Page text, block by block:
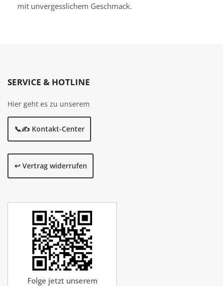
mit unvergesslichem Geschmack.
SERVICE & HOTLINE
Hier geht es zu unserem
📞✍️ Kontakt-Center
↩️ Vertrag widerrufen
Folge jetzt unserem